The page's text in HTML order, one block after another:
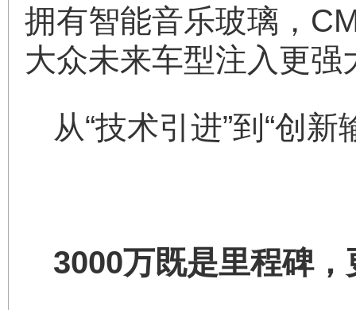
拥有智能音乐玻璃，
大众未来车型注入更强
从“技术引进”到“创
3000万既是里程碑